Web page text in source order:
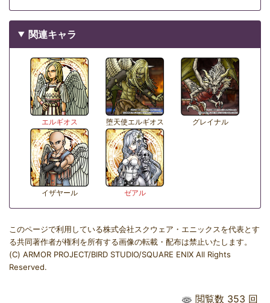
関連キャラ
エルギオス 堕天使エルギオス グレイナル
イザヤール ゼアル
このページで利用している株式会社スクウェア・エニックスを代表とす
る共同著作者が権利を所有する画像の転載・配布は禁止いたします。
(C) ARMOR PROJECT/BIRD STUDIO/SQUARE ENIX All Rights
Reserved.
閲覧数 353 回